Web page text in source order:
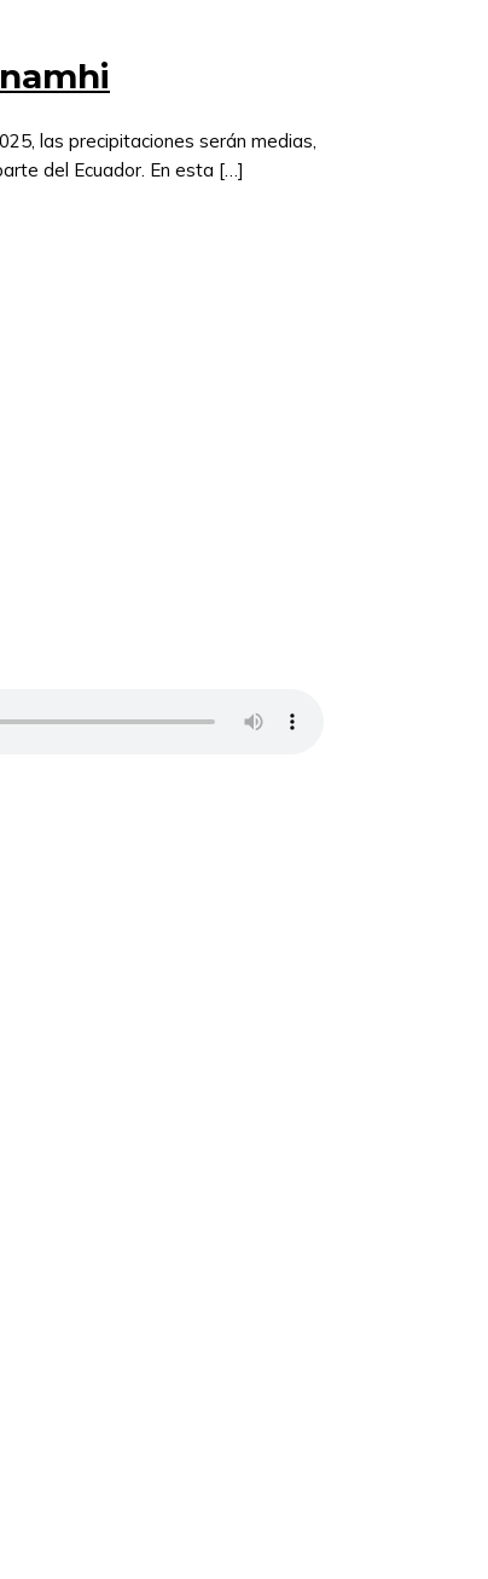
las precipitaciones serán medias,
del Ecuador. En esta […]